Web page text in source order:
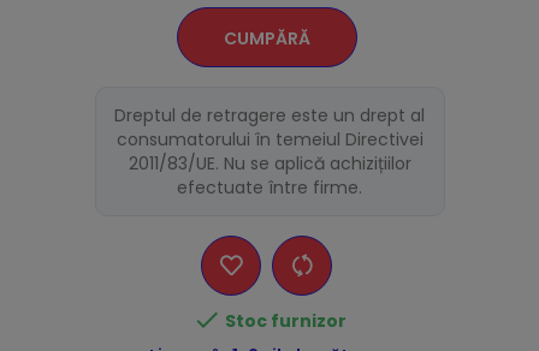
CUMPĂRĂ
Dreptul de retragere este un drept al
consumatorului în temeiul Directivei
2011/83/UE. Nu se aplică achizițiilor
efectuate între firme.
 Stoc furnizor